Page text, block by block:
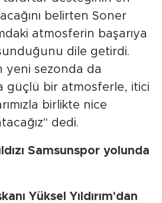
belirten Soner
atmosferin başarıya
dile getirdi.
yeni sezonda da
güçlü bir atmosferle, itici
birlikte nice
dedi.
Samsunspor yolunda
Yüksel Yıldırım'dan